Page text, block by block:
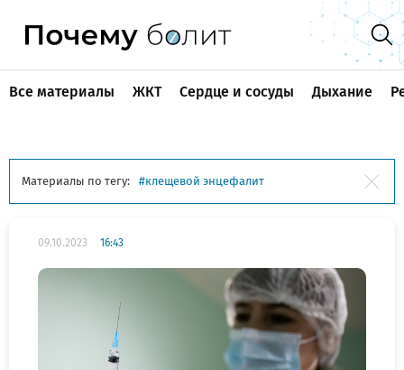
Все материалы ЖКТ Сердце и сосуды Дыхание
Материалы по тегу: клещевой энцефалит
09.10.2023 16:43